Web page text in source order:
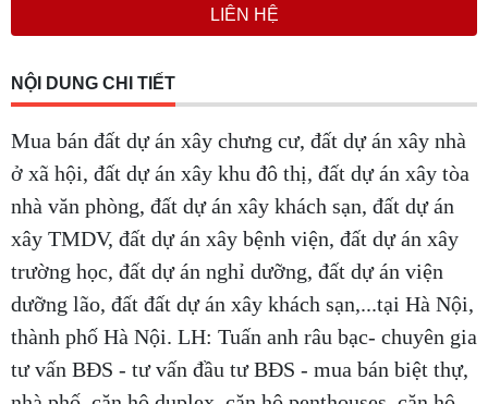
LIÊN HỆ
NỘI DUNG CHI TIẾT
Mua bán đất dự án xây chưng cư, đất dự án xây nhà
ở xã hội, đất dự án xây khu đô thị, đất dự án xây tòa
nhà văn phòng, đất dự án xây khách sạn, đất dự án
xây TMDV, đất dự án xây bệnh viện, đất dự án xây
trường học, đất dự án nghỉ dưỡng, đất dự án viện
dưỡng lão, đất đất dự án xây khách sạn,...tại Hà Nội,
thành phố Hà Nội. LH: Tuấn anh râu bạc- chuyên gia
tư vấn BĐS - tư vấn đầu tư BĐS - mua bán biệt thự,